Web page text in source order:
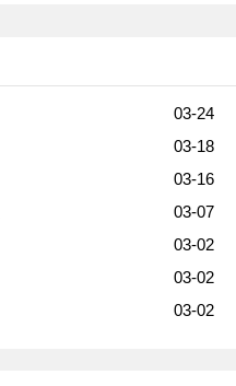
03-24
03-18
03-16
03-07
03-02
03-02
03-02